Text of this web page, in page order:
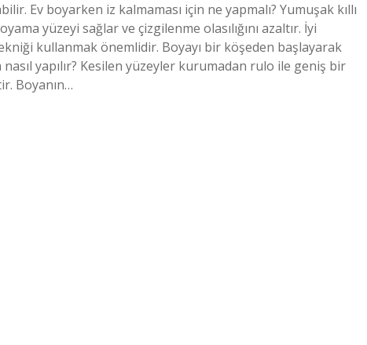
Ev boyarken iz kalmaması için ne yapmalı? Yumuşak kıllı
yüzeyi sağlar ve çizgilenme olasılığını azaltır. İyi
kullanmak önemlidir. Boyayı bir köşeden başlayarak
yapılır? Kesilen yüzeyler kurumadan rulo ile geniş bir
Boyanın…